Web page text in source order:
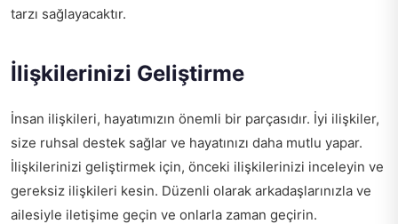
tarzı sağlayacaktır.
İlişkilerinizi Geliştirme
İnsan ilişkileri, hayatımızın önemli bir parçasıdır. İyi ilişkiler,
size ruhsal destek sağlar ve hayatınızı daha mutlu yapar.
İlişkilerinizi geliştirmek için, önceki ilişkilerinizi inceleyin ve
gereksiz ilişkileri kesin. Düzenli olarak arkadaşlarınızla ve
ailesiyle iletişime geçin ve onlarla zaman geçirin.